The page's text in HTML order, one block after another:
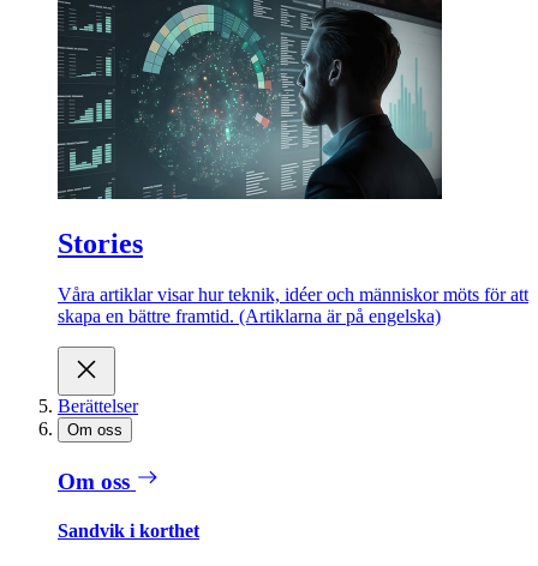
Stories
Våra artiklar visar hur teknik, idéer och människor möts för att
skapa en bättre framtid. (Artiklarna är på engelska)
Berättelser
Om oss
Om oss
Sandvik i korthet